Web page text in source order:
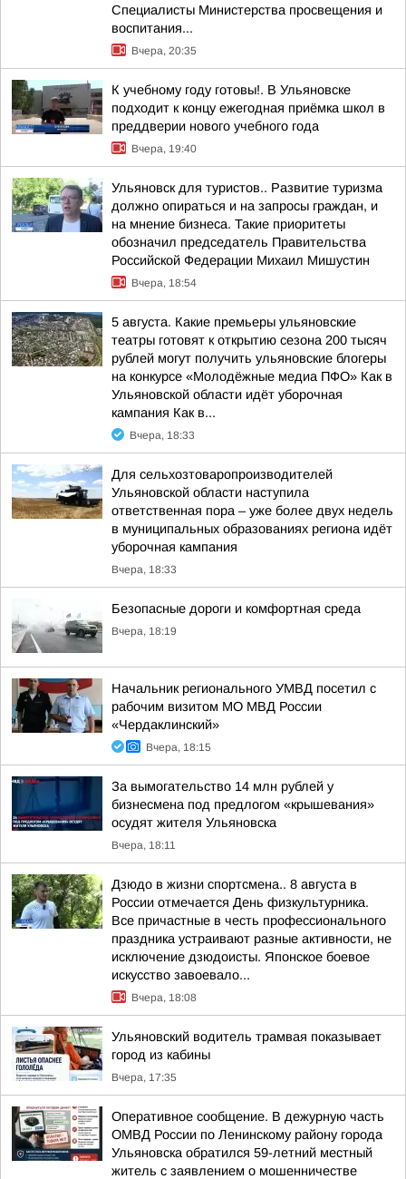
Специалисты Министерства просвещения и
воспитания...
Вчера, 20:35
К учебному году готовы!. В Ульяновске
подходит к концу ежегодная приёмка школ в
преддверии нового учебного года
Вчера, 19:40
Ульяновск для туристов.. Развитие туризма
должно опираться и на запросы граждан, и
на мнение бизнеса. Такие приоритеты
обозначил председатель Правительства
Российской Федерации Михаил Мишустин
Вчера, 18:54
5 августа. Какие премьеры ульяновские
театры готовят к открытию сезона 200 тысяч
рублей могут получить ульяновские блогеры
на конкурсе «Молодёжные медиа ПФО» Как в
Ульяновской области идёт уборочная
кампания Как в...
Вчера, 18:33
Для сельхозтоваропроизводителей
Ульяновской области наступила
ответственная пора – уже более двух недель
в муниципальных образованиях региона идёт
уборочная кампания
Вчера, 18:33
Безопасные дороги и комфортная среда
Вчера, 18:19
Начальник регионального УМВД посетил с
рабочим визитом МО МВД России
«Чердаклинский»
Вчера, 18:15
За вымогательство 14 млн рублей у
бизнесмена под предлогом «крышевания»
осудят жителя Ульяновска
Вчера, 18:11
Дзюдо в жизни спортсмена.. 8 августа в
России отмечается День физкультурника.
Все причастные в честь профессионального
праздника устраивают разные активности, не
исключение дзюдоисты. Японское боевое
искусство завоевало...
Вчера, 18:08
Ульяновский водитель трамвая показывает
город из кабины
Вчера, 17:35
Оперативное сообщение. В дежурную часть
ОМВД России по Ленинскому району города
Ульяновска обратился 59-летний местный
житель с заявлением о мошенничестве